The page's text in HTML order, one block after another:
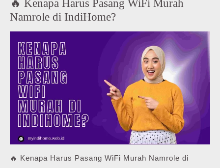
🔥 Kenapa Harus Pasang WiFi Murah
Namrole di IndiHome?
🔥 Kenapa Harus Pasang WiFi Murah Namrole di